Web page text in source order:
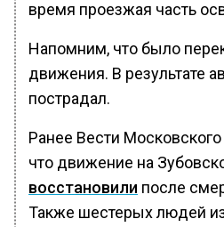
время проезжая часть
Напомним, что было
движения. В результате
пострадал.
Ранее Вести
что движение на
восстановили после
Также шестерых людей